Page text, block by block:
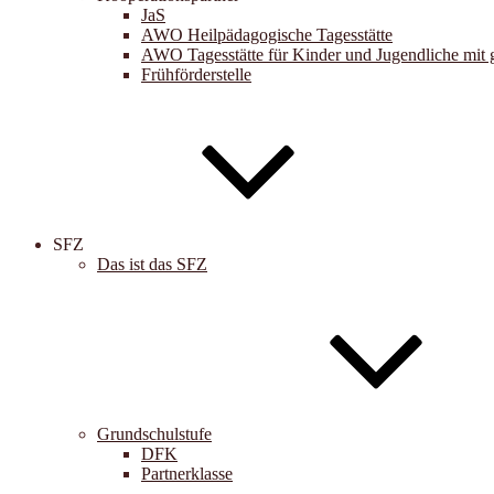
JaS
AWO Heilpädagogische Tagesstätte
AWO Tagesstätte für Kinder und Jugendliche mit
Frühförderstelle
SFZ
Das ist das SFZ
Grundschulstufe
DFK
Partnerklasse